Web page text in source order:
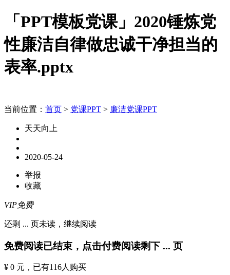
「PPT模板党课」2020锤炼党
性廉洁自律做忠诚干净担当的
表率.pptx
当前位置： 首页 > 党课PPT > 廉洁党课PPT
天天向上
2020-05-24
举报
收藏
VIP免费
还剩 ... 页未读， 继续阅读
免费阅读已结束，点击付费阅读剩下 ... 页
¥ 0 元 ，已有116人购买